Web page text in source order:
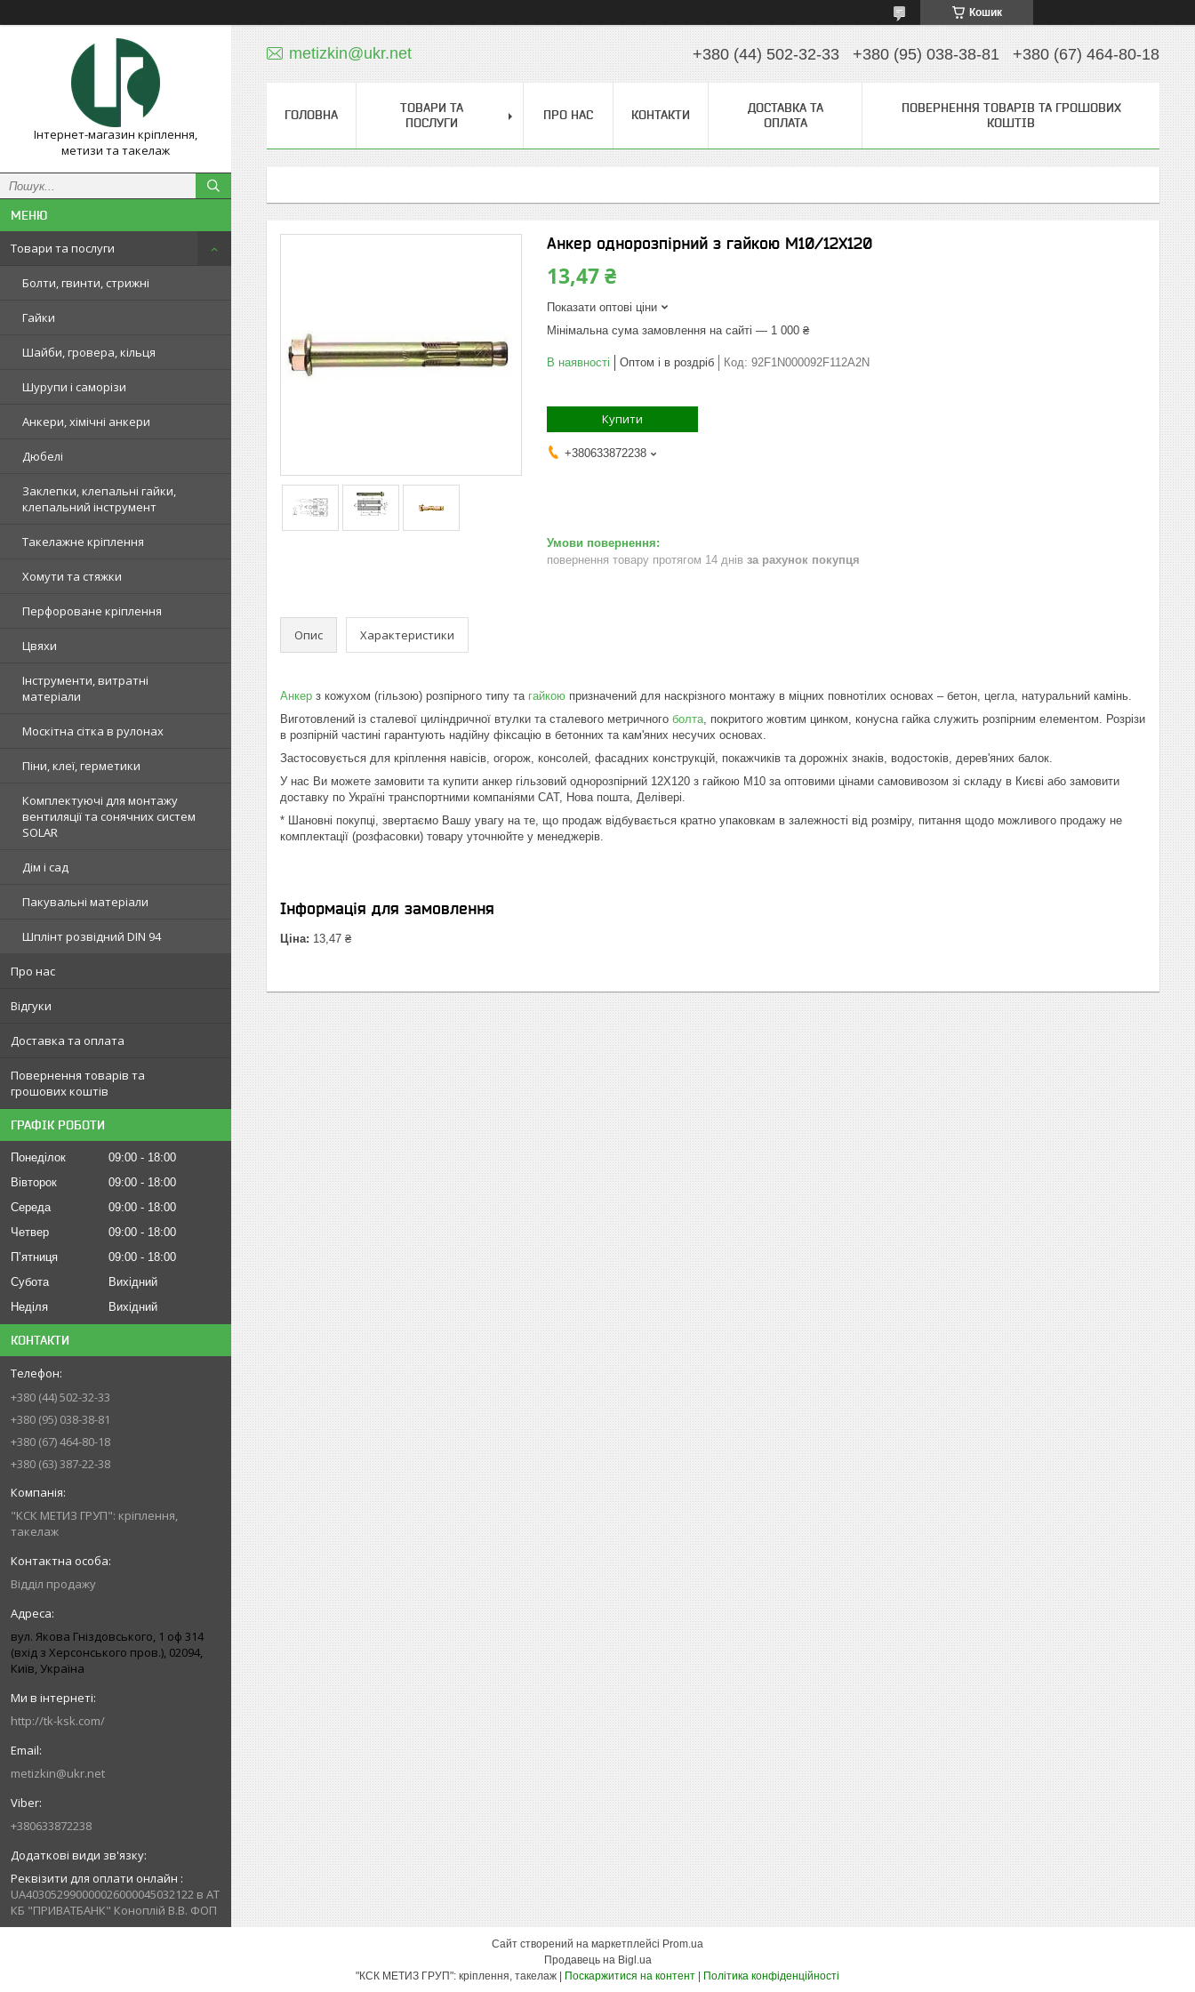
Кошик
Інтернет-магазин кріплення,
метизи та такелаж
Товари та послуги
Болти, гвинти, стрижні
Гайки
Шайби, гровера, кільця
Шурупи і саморізи
Анкери, хімічні анкери
Дюбелі
Заклепки, клепальні гайки,
клепальний інструмент
Такелажне кріплення
Хомути та стяжки
Перфороване кріплення
Цвяхи
Інструменти, витратні
матеріали
Москітна сітка в рулонах
Піни, клеї, герметики
Комплектуючі для монтажу
вентиляції та сонячних систем
SOLAR
Дім і сад
Пакувальні матеріали
Шплінт розвідний DIN 94
Про нас
Відгуки
Доставка та оплата
Повернення товарів та
грошових коштів
ГРАФІК РОБОТИ
Понеділок 09:00
18:00
Вівторок
09:00
18:00
Середа
09:00
18:00
Четвер
09:00
18:00
Пʼятниця
09:00
18:00
Субота
Вихідний
Неділя
Вихідний
КОНТАКТИ
+380 (44) 502-32-33
+380 (95) 038-38-81
+380 (67) 464-80-18
+380 (63) 387-22-38
"КСК МЕТИЗ ГРУП": кріплення,
такелаж
Відділ продажу
вул. Якова Гніздовського, 1 оф 314
(вхід з Херсонського пров.), 02094,
Київ, Україна
http://tk-ksk.com/
metizkin@ukr.net
+380633872238
Реквізити для оплати онлайн
UA403052990000026000045032122 в АТ
КБ "ПРИВАТБАНК" Коноплій В.В. ФОП
metizkin@ukr.net +380 (44) 502-32-33 +380 (95) 038-38-81 +380 (67) 464-80-18
ГОЛОВНА
ТОВАРИ ТА
ПОСЛУГИ
ПРО НАС КОНТАКТИ
ДОСТАВКА ТА
ОПЛАТА
ПОВЕРНЕННЯ ТОВАРІВ ТА ГРОШОВИХ
КОШТІВ
Анкер однорозпірний з гайкою М10/12Х120
13,47 ₴
Показати оптові ціни
Мінімальна сума замовлення на сайті — 1 000 ₴
В наявності Оптом і в роздріб Код: 92F1N000092F112A2N
Купити
+380633872238
повернення товару протягом 14 днів за рахунок покупця
Опис Характеристики
Анкер з кожухом (гільзою) розпірного типу та гайкою призначений для наскрізного монтажу в міцних повнотілих основах – бетон, цегла, натуральний камінь.
Виготовлений із сталевої циліндричної втулки та сталевого метричного болта, покритого жовтим цинком, конусна гайка служить розпірним елементом. Розрізи
в розпірній частині гарантують надійну фіксацію в бетонних та кам'яних несучих основах.
Застосовується для кріплення навісів, огорож, консолей, фасадних конструкцій, покажчиків та дорожніх знаків, водостоків, дерев'яних балок.
У нас Ви можете замовити та купити анкер гільзовий однорозпірний 12Х120 з гайкою М10 за оптовими цінами самовивозом зі складу в Києві або замовити
доставку по Україні транспортними компаніями САТ, Нова пошта, Делівері.
* Шановні покупці, звертаємо Вашу увагу на те, що продаж відбувається кратно упаковкам в залежності від розміру, питання щодо можливого продажу не
комплектації (розфасовки) товару уточнюйте у менеджерів.
Інформація для замовлення
Ціна: 13,47 ₴
Сайт створений на маркетплейсі Prom.ua
Продавець на Bigl.ua
Поскаржитися на контент Політика конфіденційності